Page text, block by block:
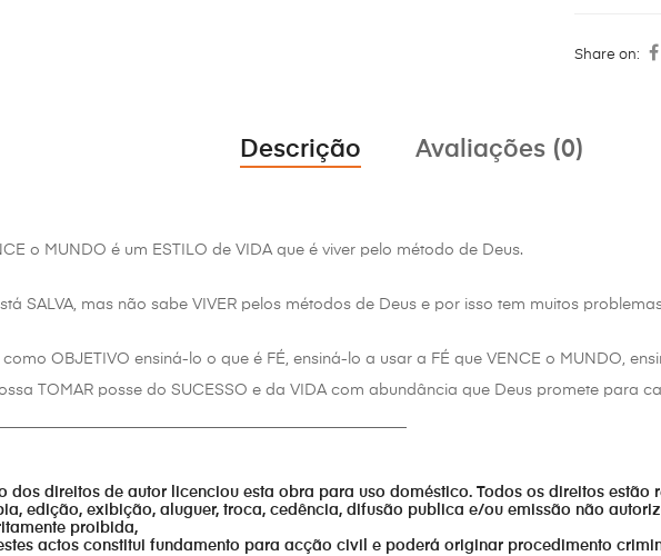
Share on:
Descrição Avaliações (0)
o MUNDO é um ESTILO de VIDA que é viver pelo método de Deus.
SALVA, mas não sabe VIVER pelos métodos de Deus e por isso tem muitos
como OBJETIVO ensiná-lo o que é FÉ, ensiná-lo a usar a FÉ que VENCE o MUNDO,
TOMAR posse do SUCESSO e da VIDA com abundância que Deus promete para
dos direitos de autor licenciou esta obra para uso doméstico. Todos os direitos estão
edição, exibição, aluguer, troca, cedência, difusão publica e/ou emissão não
proibida,
actos constitui fundamento para acção civil e poderá originar procedimento